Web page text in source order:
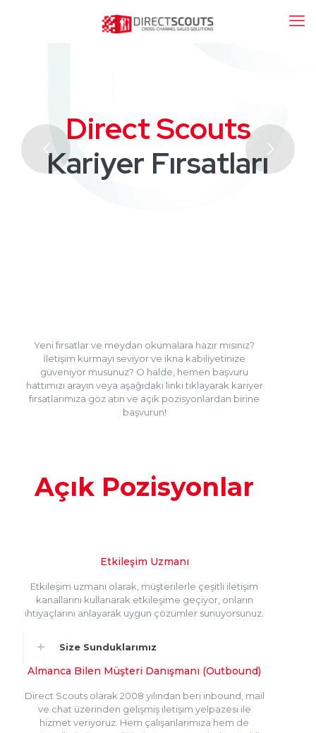
Direct Scouts
7Dilde Hizmet
Yeni fırsatlar ve meydan okumalara hazır mısınız?
İletişim kurmayı seviyor ve ikna kabiliyetinize
güveniyor musunuz? O halde, hemen başvuru
hattımızı arayın veya aşağıdaki linki tıklayarak kariyer
fırsatlarımıza göz atın ve açık pozisyonlardan birine
başvurun!
Açık Pozisyonlar
Etkileşim Uzmanı
Etkileşim uzmanı olarak, müşterilerle çeşitli iletişim
kanallarını kullanarak etkileşime geçiyor, onların
ihtiyaçlarını anlayarak uygun çözümler sunuyorsunuz.
Size Sunduklarımız
Almanca Bilen Müşteri Danışmanı (Outbound)
Direct Scouts olarak 2008 yılından beri inbound, mail
ve chat üzerinden gelişmiş iletişim yelpazesi ile
hizmet veriyoruz. Hem çalışanlarımıza hem de